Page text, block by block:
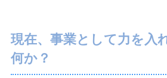
現在、事業として力を入
何か？